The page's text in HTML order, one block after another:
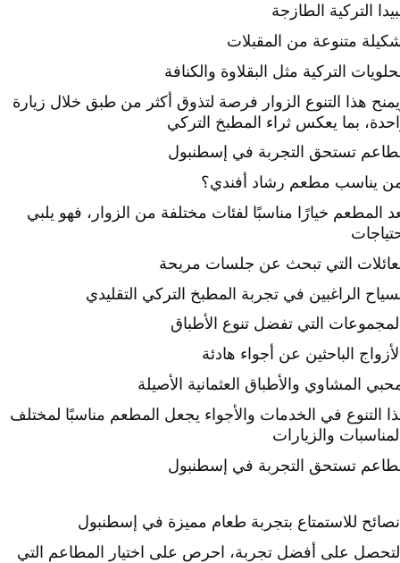
التركية الطازجة
متنوعة من المقبلات
التركية مثل البقلاوة والكنافة
هذا التنوع الزوار فرصة لتذوق أكثر من طبق خلال زيارة
بما يعكس ثراء المطبخ التركي
تستحق التجربة في إسطنبول
يناسب مطعم رشاد أفندي؟
المطعم خيارًا مناسبًا لفئات مختلفة من الزوار، فهو يلبي
التي تبحث عن جلسات مريحة
الراغبين في تجربة المطبخ التركي التقليدي
التنوع في الخدمات والأجواء يجعل المطعم مناسبًا لمختلف
تستحق التجربة في إسطنبول
نصائح للاستمتاع بتجربة طعام مميزة في إسطنبول
لتحصل على أفضل تجربة، احرص على اختيار المطاعم التي